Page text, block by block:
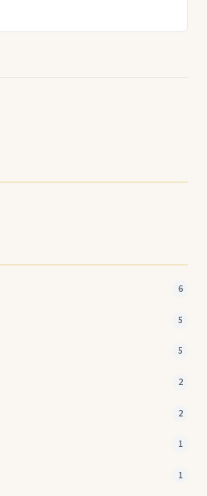
6
5
5
2
2
1
1